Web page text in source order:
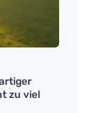
zu viel